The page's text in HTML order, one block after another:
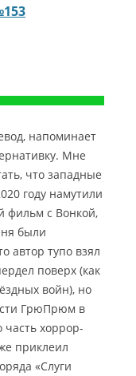
напоминает
Мне
что западные
году намутили
фильм с Вонкой,
были
автор тупо взял
поверх (как
войн), но
ГрюПрюм в
часть хоррор-
приклеил
«Слуги